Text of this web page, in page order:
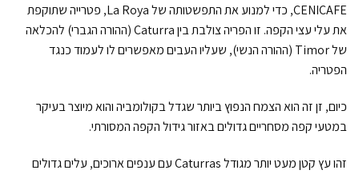
CENICAFE, כדי למנוע את התפשטותה של La Roya, פטרייה שתוקפת
את עלי עצי הקפה. זו הפריה צולבת בין Caturra (ההורה הגברי) להכלאה
של Timor (ההורה הנשי), שעליו העבים מאפשרים לו לעמוד כנגד
הפטריה.
כיום, זן זה הוא הצמח הנפוץ ביותר שגדל בקולומביה והוא מיוצר בעיקר
במטעי קפה מסחריים גדולים באזור גידול הקפה המסורתי.
זהו עץ קטן מעט יותר מגודל Caturras עם ענפים ארוכים, עלים גדולים